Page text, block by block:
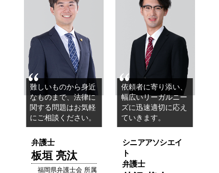
難しいものから身近
なものまで、法律に
関する問題はお気軽
にご相談ください。
弁護士
板垣 亮汰
福岡県弁護士会 所属
依頼者に寄り添い、
幅広いリーガルニー
ズに迅速適切に応え
ていきます。
シニアアソシエイ
ト
弁護士